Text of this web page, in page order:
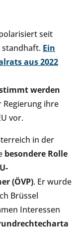
seit
standhaft. Ein
aus 2022
werden
Regierung ihre
vor.
in der
besondere Rolle
(ÖVP). Er wurde
Brüssel
Interessen